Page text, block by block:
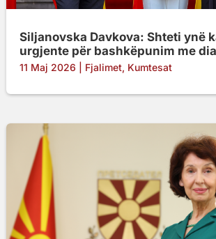
Siljanovska Davkova: Shteti ynë
urgjente për bashkëpunim me
11 Maj 2026 Fjalimet, Kumtesat